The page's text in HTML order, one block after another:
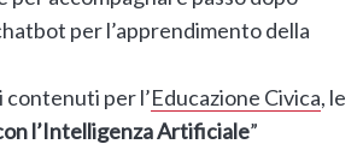
per l’apprendimento della
per l’Educazione Civica, le
l’Intelligenza Artificiale”